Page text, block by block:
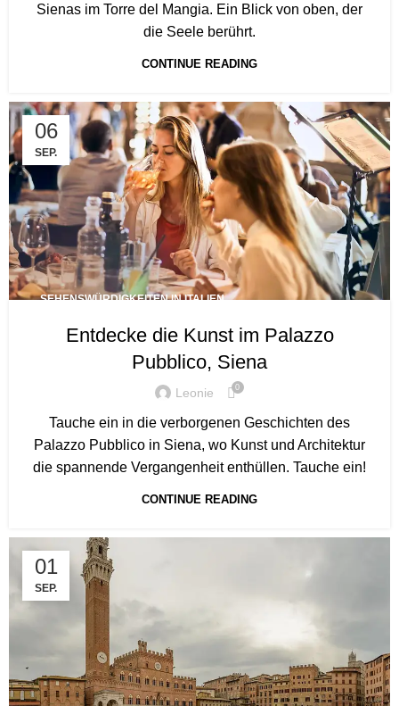
Sienas im Torre del Mangia. Ein Blick von oben, der
die Seele berührt.
CONTINUE READING
06
SEP.
SEHENSWÜRDIGKEITEN IN ITALIEN
Entdecke die Kunst im Palazzo
Pubblico, Siena
Leonie 0
Tauche ein in die verborgenen Geschichten des
Palazzo Pubblico in Siena, wo Kunst und Architektur
die spannende Vergangenheit enthüllen. Tauche ein!
CONTINUE READING
01
SEP.